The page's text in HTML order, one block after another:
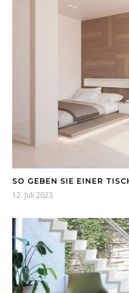
SO GEBEN SIE EINER
12. Juli 2023